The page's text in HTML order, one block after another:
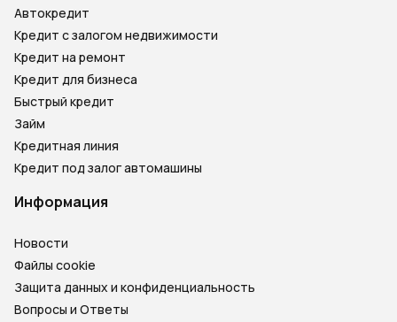
Автокредит
Кредит с залогом недвижимости
Кредит на ремонт
Кредит для бизнеса
Быстрый кредит
Займ
Кредитная линия
Кредит под залог автомашины
Информация
Новости
Файлы cookie
Защита данных и конфиденциальность
Вопросы и Ответы